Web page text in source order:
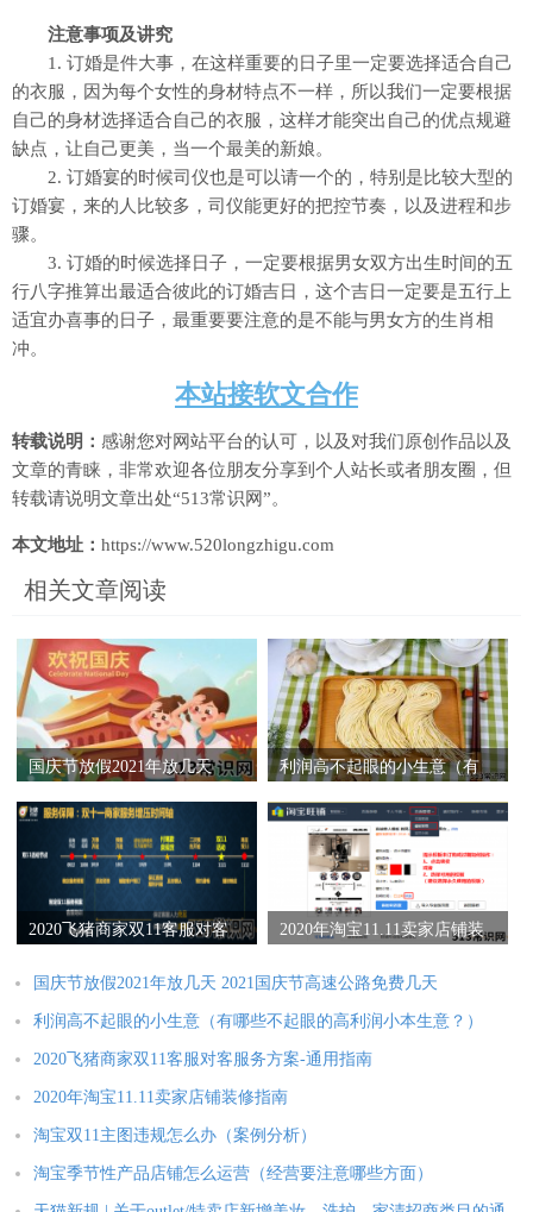
注意事项及讲究
1. 订婚是件大事，在这样重要的日子里一定要选择适合自己
的衣服，因为每个女性的身材特点不一样，所以我们一定要根据
自己的身材选择适合自己的衣服，这样才能突出自己的优点规避
缺点，让自己更美，当一个最美的新娘。
2. 订婚宴的时候司仪也是可以请一个的，特别是比较大型的
订婚宴，来的人比较多，司仪能更好的把控节奏，以及进程和步
骤。
3. 订婚的时候选择日子，一定要根据男女双方出生时间的五
行八字推算出最适合彼此的订婚吉日，这个吉日一定要是五行上
适宜办喜事的日子，最重要要注意的是不能与男女方的生肖相
冲。
本站接软文合作
转载说明： 感谢您对网站平台的认可，以及对我们原创作品以及
文章的青睐，非常欢迎各位朋友分享到个人站长或者朋友圈，但
转载请说明文章出处“513常识网”。
本文地址： https://www.520longzhigu.com
相关文章阅读
国庆节放假2021年放几天
天
利润高不起眼的小生意（有
意？）
2020飞猪商家双11客服对客
2020年淘宝11.11卖家店铺装
国庆节放假2021年放几天 2021国庆节高速公路免费几天
利润高不起眼的小生意（有哪些不起眼的高利润小本生意？）
2020飞猪商家双11客服对客服务方案-通用指南
2020年淘宝11.11卖家店铺装修指南
淘宝双11主图违规怎么办（案例分析）
淘宝季节性产品店铺怎么运营（经营要注意哪些方面）